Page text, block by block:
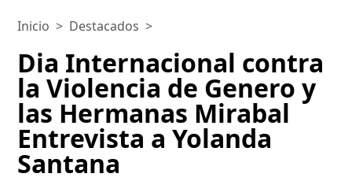
Inicio > Destacados >
Dia Internacional contra
la Violencia de Genero y
las Hermanas Mirabal
Entrevista a Yolanda
Santana